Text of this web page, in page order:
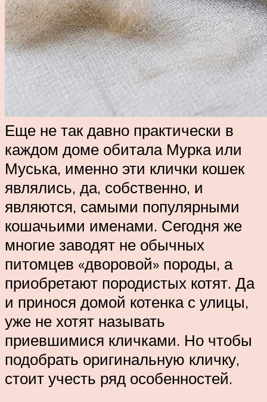
Еще не так давно практически в
каждом доме обитала Мурка или
Муська, именно эти клички кошек
являлись, да, собственно, и
являются, самыми популярными
кошачьими именами. Сегодня же
многие заводят не обычных
питомцев «дворовой» породы, а
приобретают породистых котят. Да
и принося домой котенка с улицы,
уже не хотят называть
приевшимися кличками. Но чтобы
подобрать оригинальную кличку,
стоит учесть ряд особенностей.